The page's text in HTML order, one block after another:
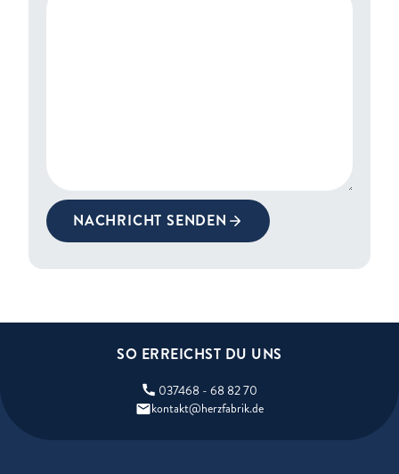
NACHRICHT SENDEN
SO ERREICHST DU UNS
037468 - 68 82 70
kontakt@herzfabrik.de